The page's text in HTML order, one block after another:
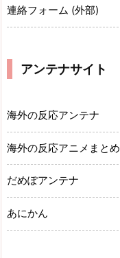
連絡フォーム (外部)
アンテナサイト
海外の反応アンテナ
海外の反応アニメまとめ
だめぽアンテナ
あにかん